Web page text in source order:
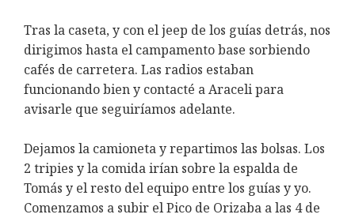
Tras la caseta, y con el jeep de los guías detrás, nos
dirigimos hasta el campamento base sorbiendo
cafés de carretera. Las radios estaban
funcionando bien y contacté a Araceli para
avisarle que seguiríamos adelante.
Dejamos la camioneta y repartimos las bolsas. Los
2 tripies y la comida irían sobre la espalda de
Tomás y el resto del equipo entre los guías y yo.
Comenzamos a subir el Pico de Orizaba a las 4 de